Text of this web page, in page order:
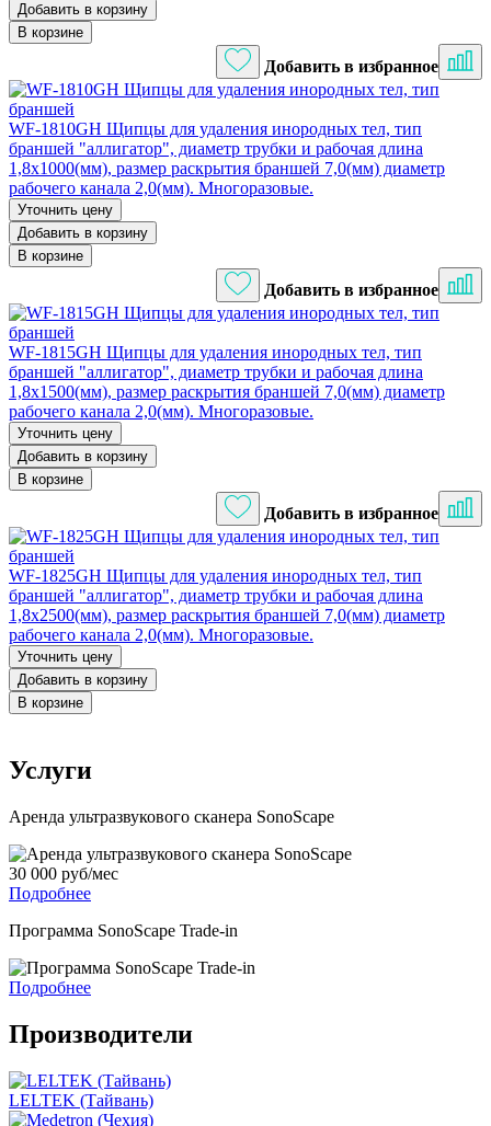
Добавить в корзину
В корзине
Добавить в избранное
WF-1810GH Щипцы для удаления инородных тел, тип
браншей "аллигатор", диаметр трубки и рабочая длина
1,8х1000(мм), размер раскрытия браншей 7,0(мм) диаметр
рабочего канала 2,0(мм). Многоразовые.
Уточнить цену
Добавить в корзину
В корзине
Добавить в избранное
WF-1815GH Щипцы для удаления инородных тел, тип
браншей "аллигатор", диаметр трубки и рабочая длина
1,8х1500(мм), размер раскрытия браншей 7,0(мм) диаметр
рабочего канала 2,0(мм). Многоразовые.
Уточнить цену
Добавить в корзину
В корзине
Добавить в избранное
WF-1825GH Щипцы для удаления инородных тел, тип
браншей "аллигатор", диаметр трубки и рабочая длина
1,8х2500(мм), размер раскрытия браншей 7,0(мм) диаметр
рабочего канала 2,0(мм). Многоразовые.
Уточнить цену
Добавить в корзину
В корзине
Услуги
Аренда ультразвукового сканера SonoScape
30 000 руб/мес
Подробнее
Программа SonoScape Trade-in
Подробнее
Производители
LELTEK (Тайвань)